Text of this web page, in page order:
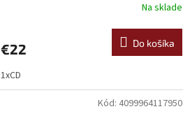
Na sklade
€22 Do košíka
1xCD
Kód: 4099964117950